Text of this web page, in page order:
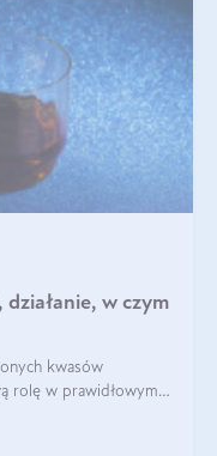
w czym
kwasów
rolę w prawidłowym